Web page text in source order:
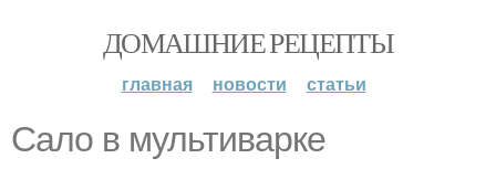
ДОМАШНИЕ РЕЦЕПТЫ
главная новости статьи
Сало в мультиварке